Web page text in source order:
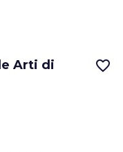
Arti di
favorite_border